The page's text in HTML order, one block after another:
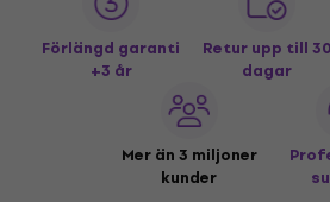
Förlängd garanti
+3 år
Retur upp till 30
dagar
Mer än 3 miljoner
kunder